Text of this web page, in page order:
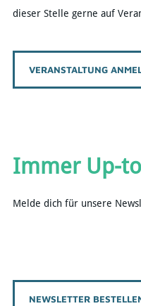
dieser Stelle gerne auf
VERANSTALTUNG
Immer Up-
Melde dich für unsere
NEWSLETTER